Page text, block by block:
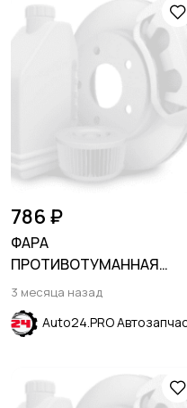
786 ₽
ФАРА
ПРОТИВОТУМАННАЯ
ПРАВАЯ KIA CERATO /
FORTE 2009-2013
3 месяца назад